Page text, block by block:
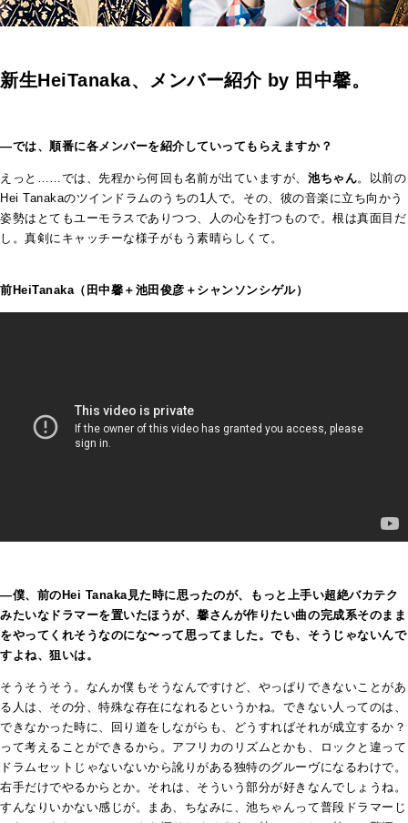
新生HeiTanaka、メンバー紹介 by 田中馨。
―では、順番に各メンバーを紹介していってもらえますか？
えっと……では、先程から何回も名前が出ていますが、池ちゃん。以前の
Hei Tanakaのツインドラムのうちの1人で。その、彼の音楽に立ち向かう
姿勢はとてもユーモラスでありつつ、人の心を打つもので。根は真面目だ
し。真剣にキャッチーな様子がもう素晴らしくて。
前HeiTanaka（田中馨＋池田俊彦＋シャンソンシゲル）
―僕、前のHei Tanaka見た時に思ったのが、もっと上手い超絶バカテク
みたいなドラマーを置いたほうが、馨さんが作りたい曲の完成系そのまま
をやってくれそうなのにな〜って思ってました。でも、そうじゃないんで
すよね、狙いは。
そうそうそう。なんか僕もそうなんですけど、やっぱりできないことがあ
る人は、その分、特殊な存在になれるというかね。できない人ってのは、
できなかった時に、回り道をしながらも、どうすればそれが成立するか？
って考えることができるから。アフリカのリズムとかも、ロックと違って
ドラムセットじゃないないから訛りがある独特のグルーヴになるわけで。
右手だけでやるからとか。それは、そういう部分が好きなんでしょうね。
すんなりいかない感じが。まあ、ちなみに、池ちゃんって普段ドラマーじ